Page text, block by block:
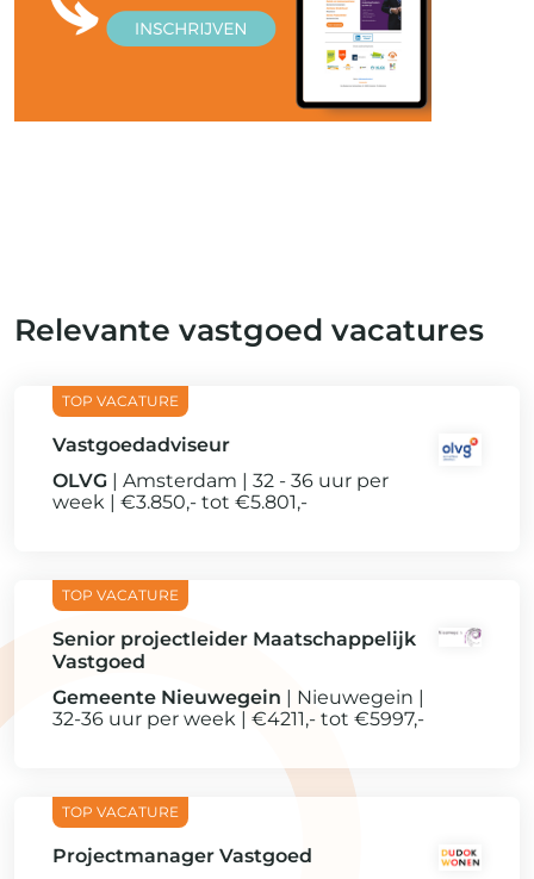
Relevante vastgoed vacatures
Vastgoedadviseur
OLVG
Amsterdam
32 - 36 uur per
week
€3.850,- tot €5.801,-
Senior projectleider Maatschappelijk
Vastgoed
Gemeente Nieuwegein
Nieuwegein
32-36 uur per week
€4211,- tot €5997,-
Projectmanager Vastgoed